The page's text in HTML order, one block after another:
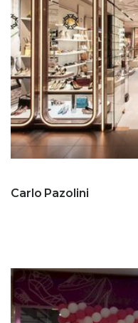
Carlo Pazolini